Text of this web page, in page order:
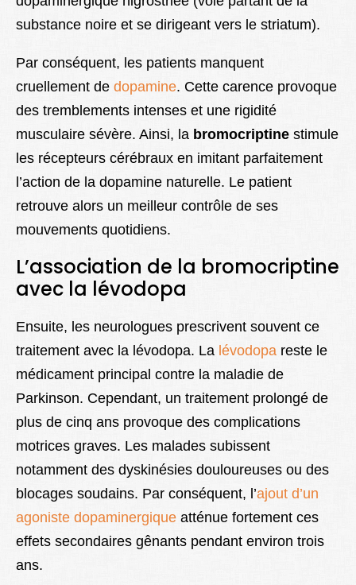
substance noire et se dirigeant vers le striatum).
Par conséquent, les patients manquent
cruellement de dopamine. Cette carence provoque
des tremblements intenses et une rigidité
musculaire sévère. Ainsi, la bromocriptine stimule
les récepteurs cérébraux en imitant parfaitement
l’action de la dopamine naturelle. Le patient
retrouve alors un meilleur contrôle de ses
mouvements quotidiens.
L’association de la bromocriptine
avec la lévodopa
Ensuite, les neurologues prescrivent souvent ce
traitement avec la lévodopa. La lévodopa reste le
médicament principal contre la maladie de
Parkinson. Cependant, un traitement prolongé de
plus de cinq ans provoque des complications
motrices graves. Les malades subissent
notamment des dyskinésies douloureuses ou des
blocages soudains. Par conséquent, l’ajout d’un
agoniste dopaminergique atténue fortement ces
effets secondaires gênants pendant environ trois
ans.